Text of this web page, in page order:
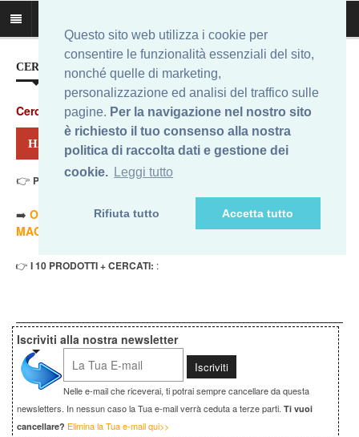
Questo sito web utilizza i cookie per
consentire le funzionalità essenziali del sito,
nonché quelle di marketing,
personalizzazione ed analisi del traffico sulle
pagine. Per la navigazione nel nostro sito
è richiesto il tuo consenso alla nostra
politica di raccolta dati e gestione dei
cookie. Leggi tutto
Rifiuta tutto Accetta tutto
CERCA IL MIGLIOR PREZZO...
Cerca
HAI CERCATO: COLMIC ARDESIA
👉 Prezzo Min. Eur - Prezzo Max Eur
➡️ ORDINA PER PREZZO MINORE
ORDINA PER PREZZO
MAGGIORE
- 🔥TUTTI
👉 I 10 PRODOTTI + CERCATI: :
Iscriviti alla nostra newsletter
Nelle e-mail che riceverai, ti potrai sempre cancellare da questa
newsletters. In nessun caso la Tua e-mail verrà ceduta a terze parti. Ti vuoi
cancellare? Elimina la Tua e-mail qui>>